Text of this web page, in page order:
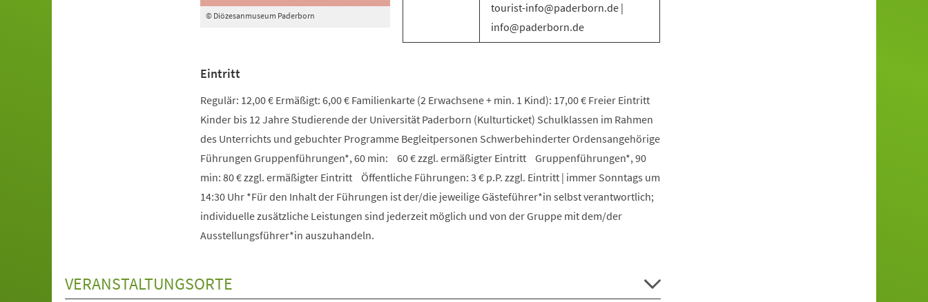
© Diözesanmuseum Paderborn
tourist-info@paderborn.de |
info@paderborn.de
Eintritt
Regulär: 12,00 € Ermäßigt: 6,00 € Familienkarte (2 Erwachsene + min. 1 Kind): 17,00 € Freier Eintritt
Kinder bis 12 Jahre Studierende der Universität Paderborn (Kulturticket) Schulklassen im Rahmen
des Unterrichts und gebuchter Programme Begleitpersonen Schwerbehinderter Ordensangehörige
Führungen Gruppenführungen*, 60 min: 60 € zzgl. ermäßigter Eintritt Gruppenführungen*, 90
min: 80 € zzgl. ermäßigter Eintritt Öffentliche Führungen: 3 € p.P. zzgl. Eintritt | immer Sonntags um
14:30 Uhr *Für den Inhalt der Führungen ist der/die jeweilige Gästeführer*in selbst verantwortlich;
individuelle zusätzliche Leistungen sind jederzeit möglich und von der Gruppe mit dem/der
Ausstellungsführer*in auszuhandeln.
VERANSTALTUNGSORTE